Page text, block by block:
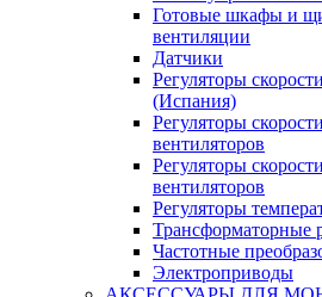
Готовые шкафы и
вентиляции
Датчики
Регуляторы
(Испания)
Регуляторы
вентиляторов
Регуляторы
вентиляторов
Регуляторы
Трансформаторные
Частотные
Электроприводы